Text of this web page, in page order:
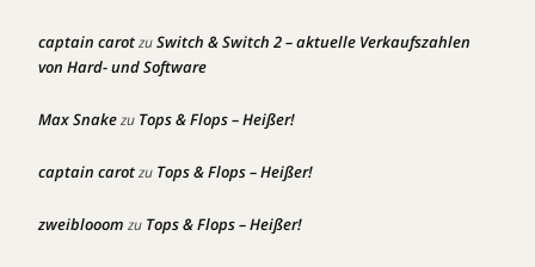
captain carotzuSwitch & Switch 2 – aktuelle Verkaufszahlen
von Hard- und Software
Max Snakezu Tops & Flops – Heißer!
captain carotzu Tops & Flops – Heißer!
zweiblooom zu Tops & Flops – Heißer!